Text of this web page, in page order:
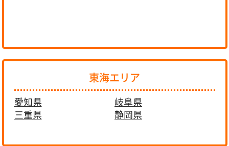
東海エリア
愛知県
岐阜県
三重県
静岡県